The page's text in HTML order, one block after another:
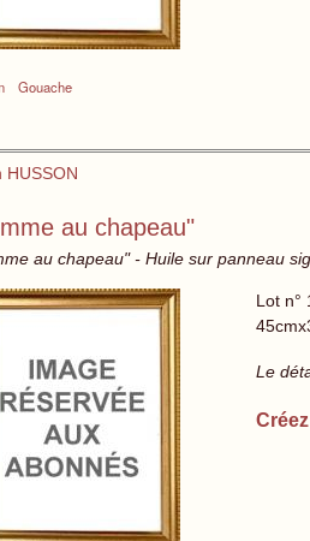
Gouache
HUSSON
au chapeau"
au chapeau" - Huile sur panneau
Lot n°
Le